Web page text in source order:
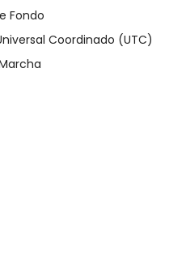
Fondo
Coordinado (UTC)